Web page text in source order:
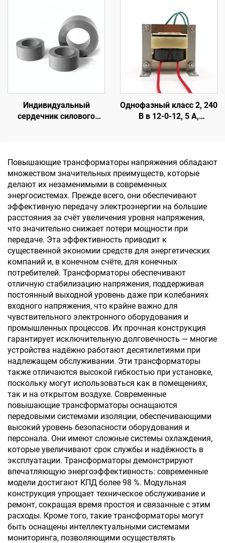
трансформатор для
усилителя мощности
трансформатор с 110 В
на 12 В для усилителя
Индивидуальный
сердечник силового
частотой 50 Гц
Однофазный класс 2, 240
В в 12-0-12, 5 А,
Повышающие трансформаторы напряжения обладают
множеством значительных преимуществ, которые
делают их незаменимыми в современных
энергосистемах. Прежде всего, они обеспечивают
эффективную передачу электроэнергии на большие
расстояния за счёт увеличения уровня напряжения,
что значительно снижает потери мощности при
передаче. Эта эффективность приводит к
существенной экономии средств для энергетических
компаний и, в конечном счёте, для конечных
потребителей. Трансформаторы обеспечивают
отличную стабилизацию напряжения, поддерживая
постоянный выходной уровень даже при колебаниях
входного напряжения, что крайне важно для
чувствительного электронного оборудования и
промышленных процессов. Их прочная конструкция
гарантирует исключительную долговечность — многие
устройства надёжно работают десятилетиями при
надлежащем обслуживании. Эти трансформаторы
также отличаются высокой гибкостью при установке,
поскольку могут использоваться как в помещениях,
так и на открытом воздухе. Современные
повышающие трансформаторы оснащаются
передовыми системами изоляции, обеспечивающими
высокий уровень безопасности оборудования и
персонала. Они имеют сложные системы охлаждения,
которые увеличивают срок службы и надёжность в
эксплуатации. Трансформаторы демонстрируют
впечатляющую энергоэффективность: современные
модели достигают КПД более 98 %. Модульная
конструкция упрощает техническое обслуживание и
ремонт, сокращая время простоя и связанные с этим
расходы. Кроме того, такие трансформаторы могут
быть оснащены интеллектуальными системами
мониторинга, позволяющими осуществлять